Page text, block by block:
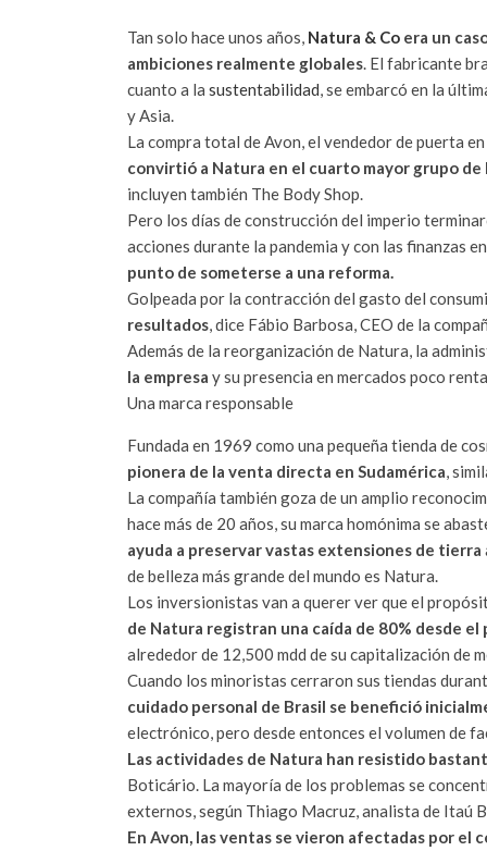
Tan solo hace unos años, Natura & Co era un
ambiciones realmente globales. El fabricante
cuanto a la sustentabilidad, se embarcó en la
y Asia.
La compra total de Avon, el vendedor de puerta
convirtió a Natura en el cuarto mayor grupo de
incluyen también The Body Shop.
Pero los días de construcción del imperio
acciones durante la pandemia y con las finanzas
punto de someterse a una reforma.
Golpeada por la contracción del gasto del
resultados, dice Fábio Barbosa, CEO de la
Además de la reorganización de Natura, la
la empresa y su presencia en mercados poco
Una marca responsable
Fundada en 1969 como una pequeña tienda de
pionera de la venta directa en Sudamérica,
La compañía también goza de un amplio
hace más de 20 años, su marca homónima se
ayuda a preservar vastas extensiones de tierra
de belleza más grande del mundo es Natura.
Los inversionistas van a querer ver que el
de Natura registran una caída de 80% desde el
alrededor de 12,500 mdd de su capitalización de
Cuando los minoristas cerraron sus tiendas
cuidado personal de Brasil se benefició
electrónico, pero desde entonces el volumen de
Las actividades de Natura han resistido
Boticário. La mayoría de los problemas se
externos, según Thiago Macruz, analista de Itaú
En Avon, las ventas se vieron afectadas por el